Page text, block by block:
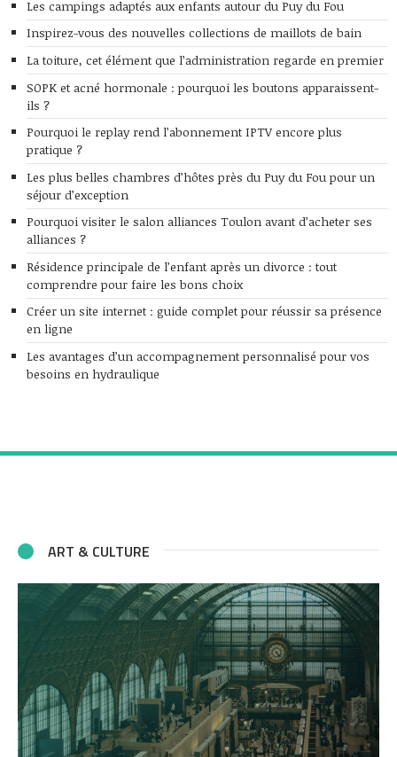
Les campings adaptés aux enfants autour du Puy du Fou
Inspirez-vous des nouvelles collections de maillots de bain
La toiture, cet élément que l’administration regarde en premier
SOPK et acné hormonale : pourquoi les boutons apparaissent-
ils ?
Pourquoi le replay rend l’abonnement IPTV encore plus
pratique ?
Les plus belles chambres d’hôtes près du Puy du Fou pour un
séjour d’exception
Pourquoi visiter le salon alliances Toulon avant d’acheter ses
alliances ?
Résidence principale de l’enfant après un divorce : tout
comprendre pour faire les bons choix
Créer un site internet : guide complet pour réussir sa présence
en ligne
Les avantages d’un accompagnement personnalisé pour vos
besoins en hydraulique
ART & CULTURE